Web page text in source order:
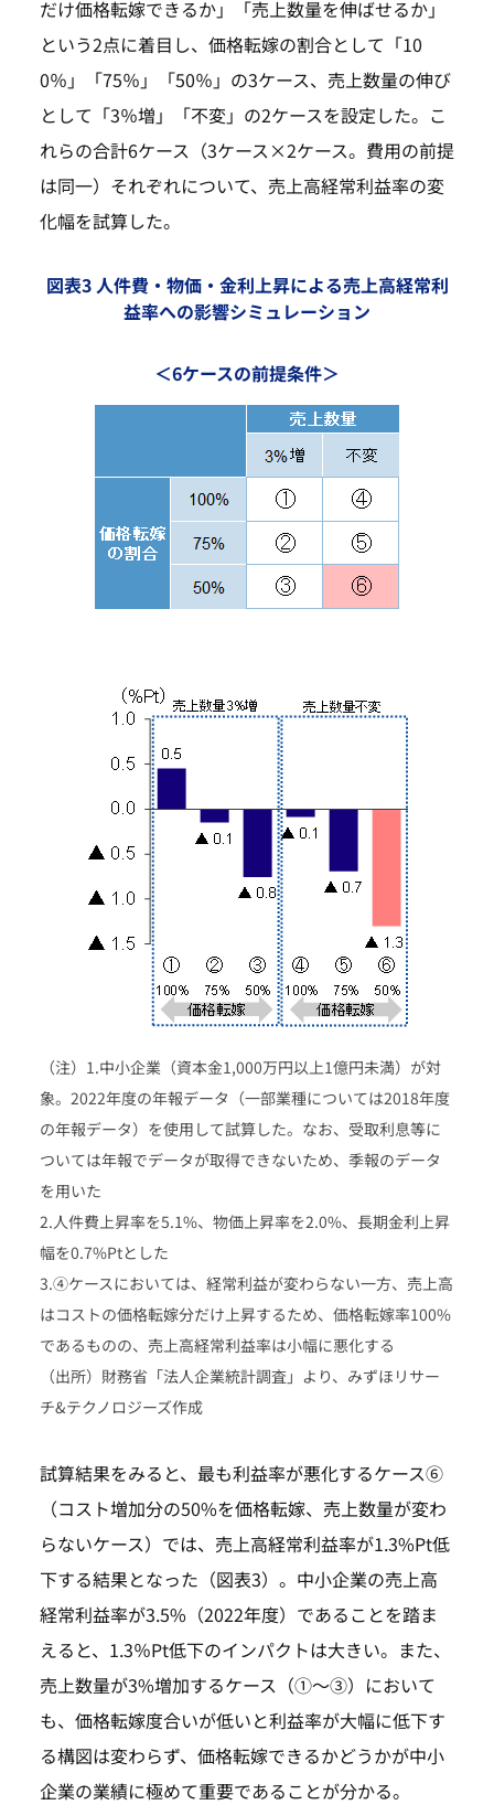
だけ価格転嫁できるか」「売上数量を伸ばせるか」
という2点に着目し、価格転嫁の割合として「10
0％」「75％」「50％」の3ケース、売上数量の伸び
として「3％増」「不変」の2ケースを設定した。こ
れらの合計6ケース（3ケース×2ケース。費用の前提
は同一）それぞれについて、売上高経常利益率の変
化幅を試算した。
図表3 人件費・物価・金利上昇による売上高経常利
益率への影響シミュレーション
＜6ケースの前提条件＞
（注）1.中小企業（資本金1,000万円以上1億円未満）が対
象。2022年度の年報データ（一部業種については2018年度
の年報データ）を使用して試算した。なお、受取利息等に
ついては年報でデータが取得できないため、季報のデータ
を用いた
2.人件費上昇率を5.1%、物価上昇率を2.0%、長期金利上昇
幅を0.7%Ptとした
3.④ケースにおいては、経常利益が変わらない一方、売上高
はコストの価格転嫁分だけ上昇するため、価格転嫁率100%
であるものの、売上高経常利益率は小幅に悪化する
（出所）財務省「法人企業統計調査」より、みずほリサー
チ&テクノロジーズ作成
試算結果をみると、最も利益率が悪化するケース⑥
（コスト増加分の50%を価格転嫁、売上数量が変わ
らないケース）では、売上高経常利益率が1.3%Pt低
下する結果となった（図表3）。中小企業の売上高
経常利益率が3.5%（2022年度）であることを踏ま
えると、1.3％Pt低下のインパクトは大きい。また、
売上数量が3%増加するケース（①～③）において
も、価格転嫁度合いが低いと利益率が大幅に低下す
る構図は変わらず、価格転嫁できるかどうかが中小
企業の業績に極めて重要であることが分かる。